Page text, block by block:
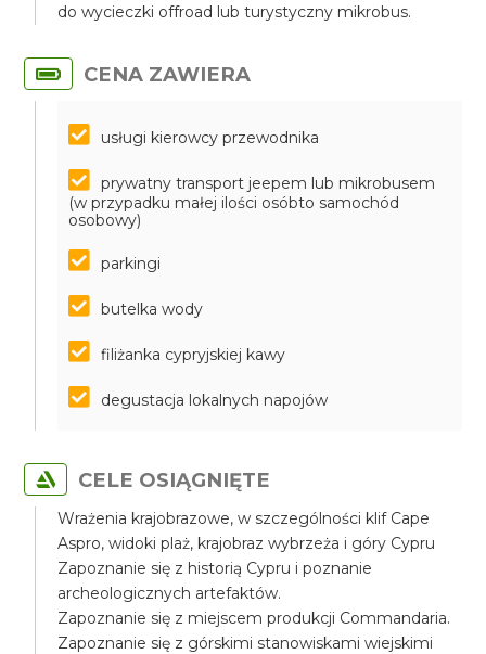
do wycieczki offroad lub turystyczny mikrobus.
CENA ZAWIERA
usługi kierowcy przewodnika
prywatny transport jeepem lub mikrobusem
(w przypadku małej ilości osóbto samochód
osobowy)
parkingi
butelka wody
filiżanka cypryjskiej kawy
degustacja lokalnych napojów
CELE OSIĄGNIĘTE
Wrażenia krajobrazowe, w szczególności klif Cape
Aspro, widoki plaż, krajobraz wybrzeża i góry Cypru
Zapoznanie się z historią Cypru i poznanie
archeologicznych artefaktów.
Zapoznanie się z miejscem produkcji Commandaria.
Zapoznanie się z górskimi stanowiskami wiejskimi